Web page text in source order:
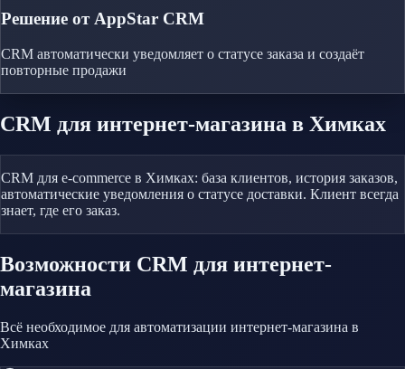
Решение от AppStar CRM
CRM автоматически уведомляет о статусе заказа и создаёт
повторные продажи
CRM для интернет-магазина в Химках
CRM для e-commerce в Химках: база клиентов, история заказов,
автоматические уведомления о статусе доставки. Клиент всегда
знает, где его заказ.
Возможности CRM для интернет-
магазина
Всё необходимое для автоматизации интернет-магазина в
Химках